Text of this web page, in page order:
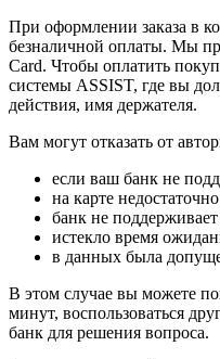
При оформлении заказа в
безналичной оплаты. Мы
Card. Чтобы оплатить
системы ASSIST, где вы
действия, имя держателя.
Вам могут отказать от
если ваш банк не
на карте
банк не
истекло время
в данных была
В этом случае вы можете
минут, воспользоваться
банк для решения вопроса.